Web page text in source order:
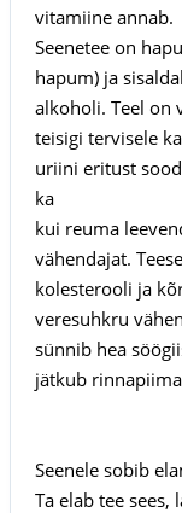
vitamiine annab.
Seenetee on
hapum) ja
alkoholi. Teel on
teisigi tervisele
uriini eritust
ka
kui reuma
vähendajat.
kolesterooli ja
veresuhkru
sünnib hea
jätkub
Seenele sobib
Ta elab tee